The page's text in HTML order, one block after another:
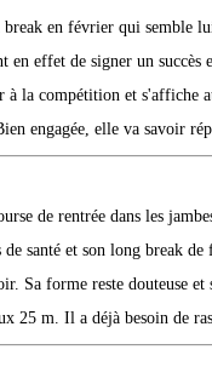
en février qui semble
en effet de signer un succès
à la compétition et s'affiche
engagée, elle va savoir
de rentrée dans les
de santé et son long break
Sa forme reste douteuse et
25 m. Il a déjà besoin de